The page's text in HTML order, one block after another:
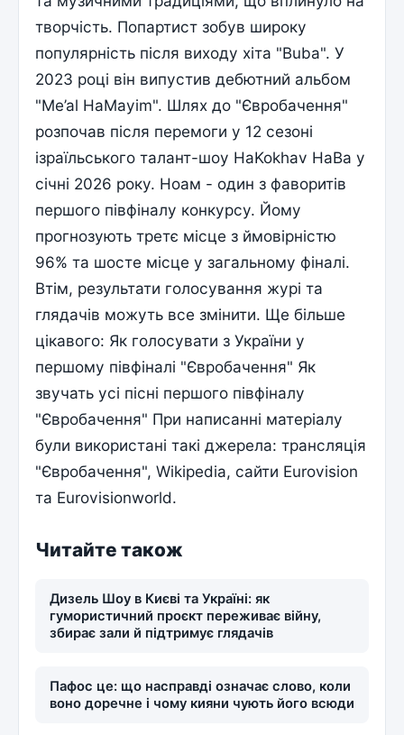
творчість. Попартист зобув широку
популярність після виходу хіта "Buba". У
2023 році він випустив дебютний альбом
"Me’al HaMayim". Шлях до "Євробачення"
розпочав після перемоги у 12 сезоні
ізраїльського талант-шоу HaKokhav HaBa у
січні 2026 року. Ноам - один з фаворитів
першого півфіналу конкурсу. Йому
прогнозують третє місце з ймовірністю
96% та шосте місце у загальному фіналі.
Втім, результати голосування журі та
глядачів можуть все змінити. Ще більше
цікавого: Як голосувати з України у
першому півфіналі "Євробачення" Як
звучать усі пісні першого півфіналу
"Євробачення" При написанні матеріалу
були використані такі джерела: трансляція
"Євробачення", Wikipedia, сайти Eurovision
та Eurovisionworld.
Читайте також
Дизель Шоу в Києві та Україні: як
гумористичний проєкт переживає війну,
збирає зали й підтримує глядачів
Пафос це: що насправді означає слово, коли
воно доречне і чому кияни чують його всюди